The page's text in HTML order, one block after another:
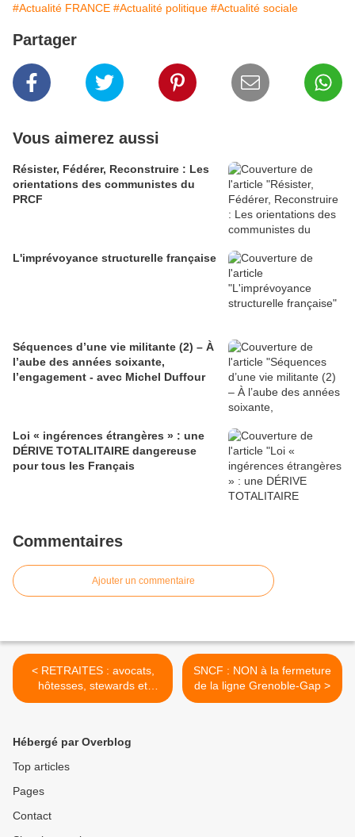
#Actualité FRANCE #Actualité politique #Actualité sociale
Partager
Vous aimerez aussi
Résister, Fédérer, Reconstruire : Les
orientations des communistes du
PRCF
L'imprévoyance structurelle française
Séquences d’une vie militante (2) – À
l’aube des années soixante,
l’engagement - avec Michel Duffour
Loi « ingérences étrangères » : une
DÉRIVE TOTALITAIRE dangereuse
pour tous les Français
Commentaires
Ajouter un commentaire
< RETRAITES : avocats,
hôtesses, stewards et
pilotes, professions
kinésithérapeutes, TOUS
AZIMUTS, LA RÉSISTANCE
SNCF : NON à la fermeture
de la ligne Grenoble-Gap >
Hébergé par Overblog
Top articles
Pages
Contact